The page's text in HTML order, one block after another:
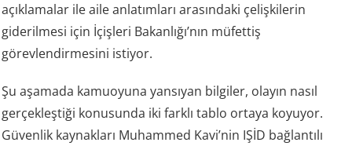
açıklamalar ile aile anlatımları arasındaki çelişkilerin
giderilmesi için İçişleri Bakanlığı’nın müfettiş
görevlendirmesini istiyor.
Şu aşamada kamuoyuna yansıyan bilgiler, olayın nasıl
gerçekleştiği konusunda iki farklı tablo ortaya koyuyor.
Güvenlik kaynakları Muhammed Kavi’nin IŞİD bağlantılı